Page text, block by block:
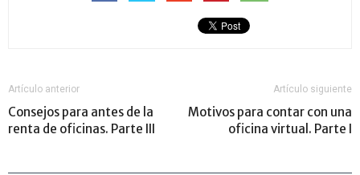
Artículo anterior
Consejos para antes de la
renta de oficinas. Parte III
Artículo siguiente
Motivos para contar con una
oficina virtual. Parte I